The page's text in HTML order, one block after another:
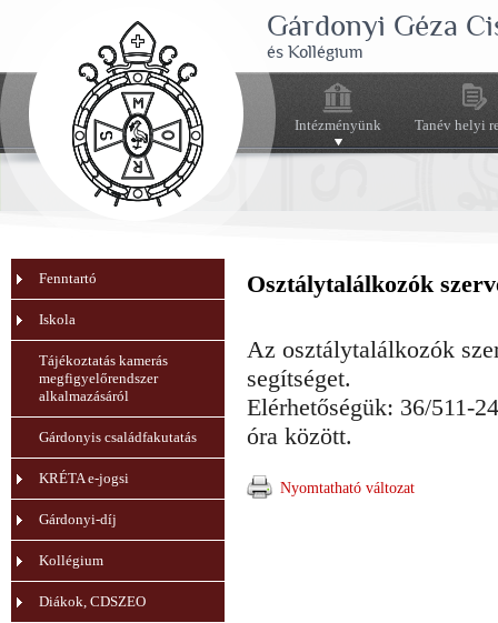
Gárdonyi Géza
és Kollégium
Intézményünk Tanév helyi
Fenntartó
Iskola
Tájékoztatás kamerás
megfigyelőrendszer
alkalmazásáról
Gárdonyis családfakutatás
KRÉTA e-jogsi
Gárdonyi-díj
Kollégium
Diákok, CDSZEO
Osztálytalálkozók
Az osztálytalálkozók
segítséget.
Elérhetőségük: 36/511-
óra között.
Nyomtatható változat